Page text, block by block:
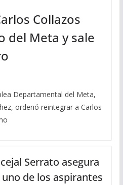
Collazos
del Meta y sale
Departamental del Meta,
ordenó reintegrar a Carlos
Serrato asegura
de los aspirantes